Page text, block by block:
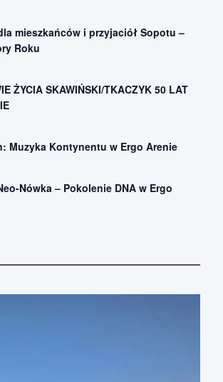
mieszkańców i przyjaciół Sopotu –
Roku
ŻYCIA SKAWIŃSKI/TKACZYK 50 LAT
Muzyka Kontynentu w Ergo Arenie
Nówka – Pokolenie DNA w Ergo